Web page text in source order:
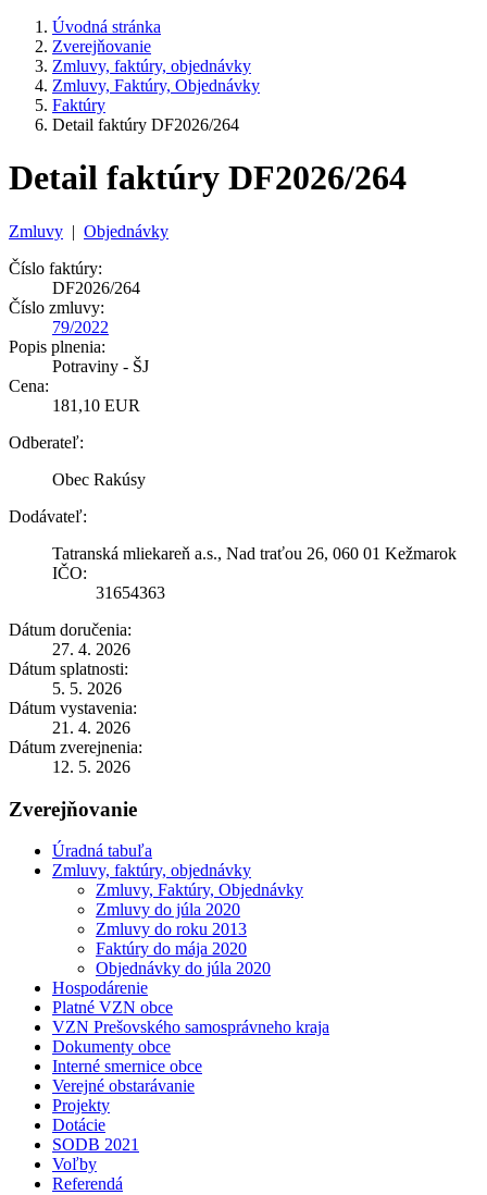
Úvodná stránka
Zverejňovanie
Zmluvy, faktúry, objednávky
Zmluvy, Faktúry, Objednávky
Faktúry
Detail faktúry DF2026/264
Detail faktúry DF2026/264
Zmluvy | Objednávky
Číslo faktúry:
DF2026/264
Číslo zmluvy:
79/2022
Popis plnenia:
Potraviny - ŠJ
Cena:
181,10 EUR
Odberateľ:
Obec Rakúsy
Dodávateľ:
Tatranská mliekareň a.s., Nad traťou 26, 060 01 Kežmarok
IČO:
31654363
Dátum doručenia:
27. 4. 2026
Dátum splatnosti:
5. 5. 2026
Dátum vystavenia:
21. 4. 2026
Dátum zverejnenia:
12. 5. 2026
Zverejňovanie
Úradná tabuľa
Zmluvy, faktúry, objednávky
Zmluvy, Faktúry, Objednávky
Zmluvy do júla 2020
Zmluvy do roku 2013
Faktúry do mája 2020
Objednávky do júla 2020
Hospodárenie
Platné VZN obce
VZN Prešovského samosprávneho kraja
Dokumenty obce
Interné smernice obce
Verejné obstarávanie
Projekty
Dotácie
SODB 2021
Voľby
Referendá